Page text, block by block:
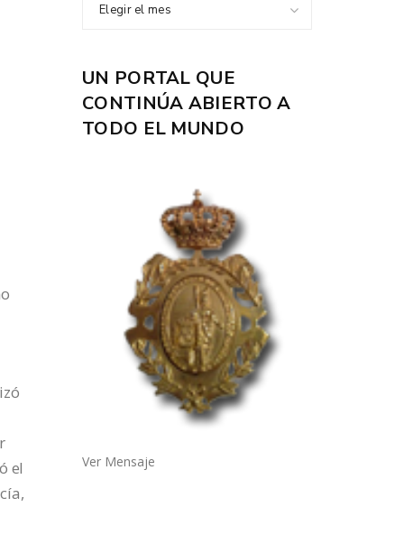
el
Elegir el mes
UN PORTAL QUE
CONTINÚA ABIERTO A
TODO EL MUNDO
Ver Mensaje